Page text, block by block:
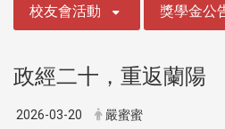
校友會活動 獎學金公
政經二十，重返蘭陽
2026-03-20 嚴蜜蜜